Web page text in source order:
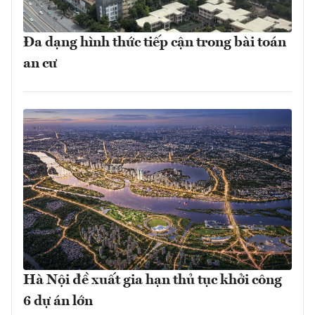
Đa dạng hình thức tiếp cận trong bài toán
an cư
Hà Nội đề xuất gia hạn thủ tục khởi công
6 dự án lớn